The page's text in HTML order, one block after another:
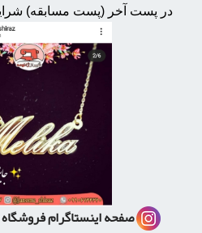
در پست آخر (پست مسابقه)
صفحه اینستاگرام